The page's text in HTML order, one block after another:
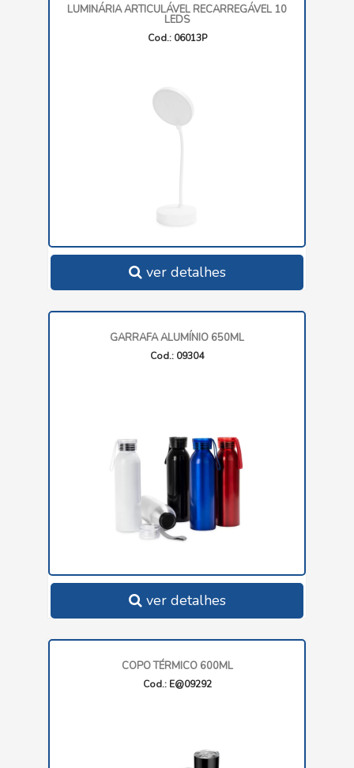
LUMINÁRIA ARTICULÁVEL RECARREGÁVEL 10
LEDS
Cod.: 06013P
ver detalhes
GARRAFA ALUMÍNIO 650ML
Cod.: 09304
ver detalhes
COPO TÉRMICO 600ML
Cod.: E@09292